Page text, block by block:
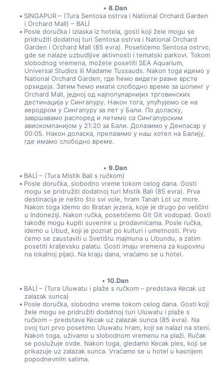
8.Dan
SINGAPUR – (Tura Sentosa ostrva i National Orchard Garden
i Orchard Mall) – BALİ
Posle doručka i izlaska iz hotela, gosti koji žele mogu se
pridružiti dodatnoj turi Sentosa ostrva i National Orchard
Garden i Orchard Mall (85 evra). Posetićemo Sentosa ostrvo,
gde se nalaze uzbudljive aktivnosti i tematski parkovi. Tokom
slobodnog vremena, možete posetiti SEA Aquarium,
Universal Studios ili Madame Tussauds. Nakon toga идемо у
National Orchard Garden, где ћемо видети разне врсте
орхидеја. Затим ћемо имати слободно време за шопинг у
Orchard Mall, једној од најпопуларнијих трговинских
дестинација у Сингапуру. Након тога, упућујемо се на
аеродром у Сингапуру за лет у Бали. По доласку,
завршавамо распоред и летимо са Сингапурским
авиокомпанијом у 21:20 за Бали. Долазимо у Денпасар у
00:05. Након доласка, прелазимо у наш хотел на Балију,
где имамо слободно време.
9.Dan
BALİ – (Tura Mistik Bali s ručkom)
Posle doručka, slobodno vreme tokom celog dana. Gosti
mogu se pridružiti dodatnoj turi Mistik Bali (85 evra). Prva
destinacija je nešto što svi vole, hram Tanah Lot uz more.
Nakon toga idemo do Bratan jezera, koje je drugo po veličini
u Indoneziji. Nakon ručka, posetićemo Git Git vodopad. Gosti
takođe mogu kupiti suvenire u prodavnicama. Posle ručka,
idemo u Ubud, koji je poznat po kulturi i umetnosti. Prvo
ćemo se zaustaviti u Svetištu majmuna u Ubundu, a zatim
posetiti kraljevsku palatu. Gosti imaju vremena za kupovinu
na lokalnoj pijaci. Na kraju dana, vraćamo se u hotel.
10.Dan
BALİ – (Tura Uluwatu i plaže s ručkom – predstava Kecak uz
zalazak sunca)
Posle doručka, slobodno vreme tokom celog dana. Gosti koji
žele mogu se pridružiti dodatnoj turi Uluwatu i plaže s
ručkom – predstava Kecak uz zalazak sunca (85 evra). Na
ovoj turi prvo posetimo Uluwatu hram, koji se nalazi na steni.
Nakon toga, uživamo u slobodnom vremenu na plaži. Ručak
se poslužuje ovde. Nakon toga, gledamo Kecak ples, koji se
prikazuje uz zalazak sunca. Vraćamo se u hotel u kasnijem
popodnevnim satima.